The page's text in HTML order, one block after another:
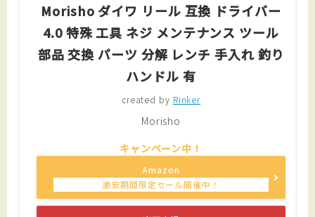
Morisho ダイワ リール 互換 ドライバー
4.0 特殊 工具 ネジ メンテナンス ツール
部品 交換 パーツ 分解 レンチ 手入れ 釣り
ハンドル 有
created by Rinker
Morisho
Amazon